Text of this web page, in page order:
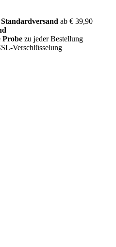
ab € 39,90
Probe zu jeder Bestellung
Verschlüsselung